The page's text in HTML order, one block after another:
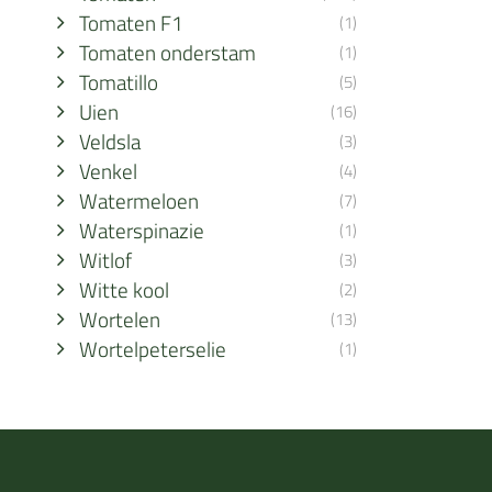
Tomaten F1 (1)
Tomaten onderstam (1)
Tomatillo (5)
Uien (16)
Veldsla (3)
Venkel (4)
Watermeloen (7)
Waterspinazie (1)
Witlof (3)
Witte kool (2)
Wortelen (13)
Wortelpeterselie (1)